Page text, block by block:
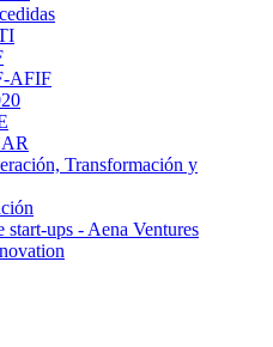
AFIF
Transformación y
start-ups - Aena Ventures